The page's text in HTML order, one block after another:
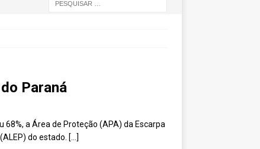
Paraná
68%, a Área de Proteção (APA) da Escarpa
do estado. […]